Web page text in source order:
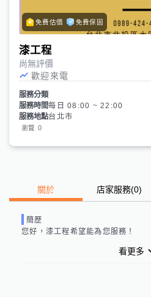
免費估價 免費保固
漆工程
尚無評價
歡迎來電
服務分類
服務時間每日 08:00 ~ 22:00
服務地點台北市
瀏覽 0
關於 店家服務(0)
簡歷
您好， 漆工程希望能為您服務！
看更多